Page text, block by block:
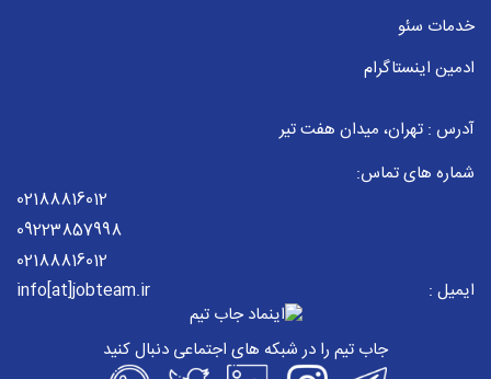
خدمات سئو
ادمین اینستاگرام
آدرس : تهران، میدان هفت تیر
شماره های تماس:
02188816012
09223857998
02188816012
ایمیل :
info[at]jobteam.ir
جاب تیم را در شبکه های اجتماعی دنبال کنید